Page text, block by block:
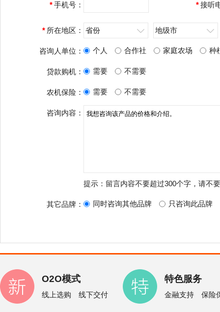
*手机号： *接听
* 所在地区： 省份 地级市
咨询人单位： 个人 合作社 家庭农场 种
贷款购机： 需要 不需要
农机保险： 需要 不需要
咨询内容：
提示：留言内容不要超过300个字，请不
其它品牌： 同时咨询其他品牌 只咨询此品牌
O2O模式
线上选购 线下交付
特色服务
金融支持 保险